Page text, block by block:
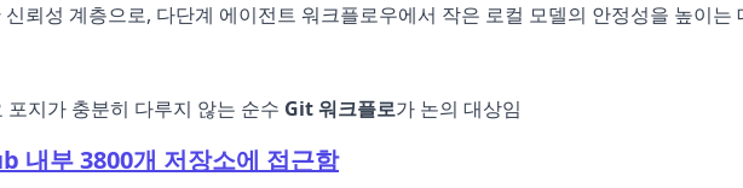
뢰성 계층으로, 다단계 에이전트 워크플로우에서 작은 로컬 모델의 안정성을 높이는
지가 충분히 다루지 않는 순수 Git 워크플로가 논의 대상임
내부 3800개 저장소에 접근함